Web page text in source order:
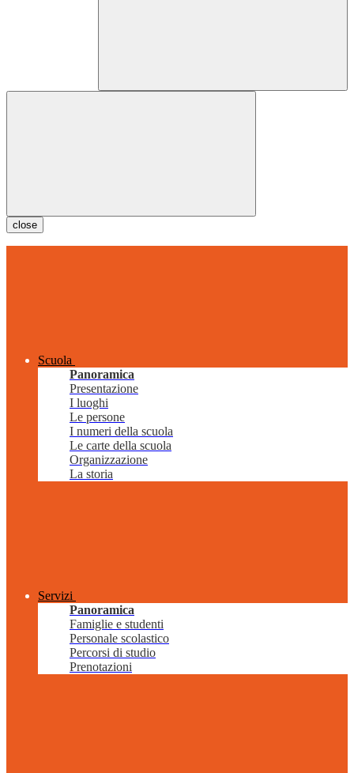
close
Scuola
Panoramica
Presentazione
I luoghi
Le persone
I numeri della scuola
Le carte della scuola
Organizzazione
La storia
Servizi
Panoramica
Famiglie e studenti
Personale scolastico
Percorsi di studio
Prenotazioni